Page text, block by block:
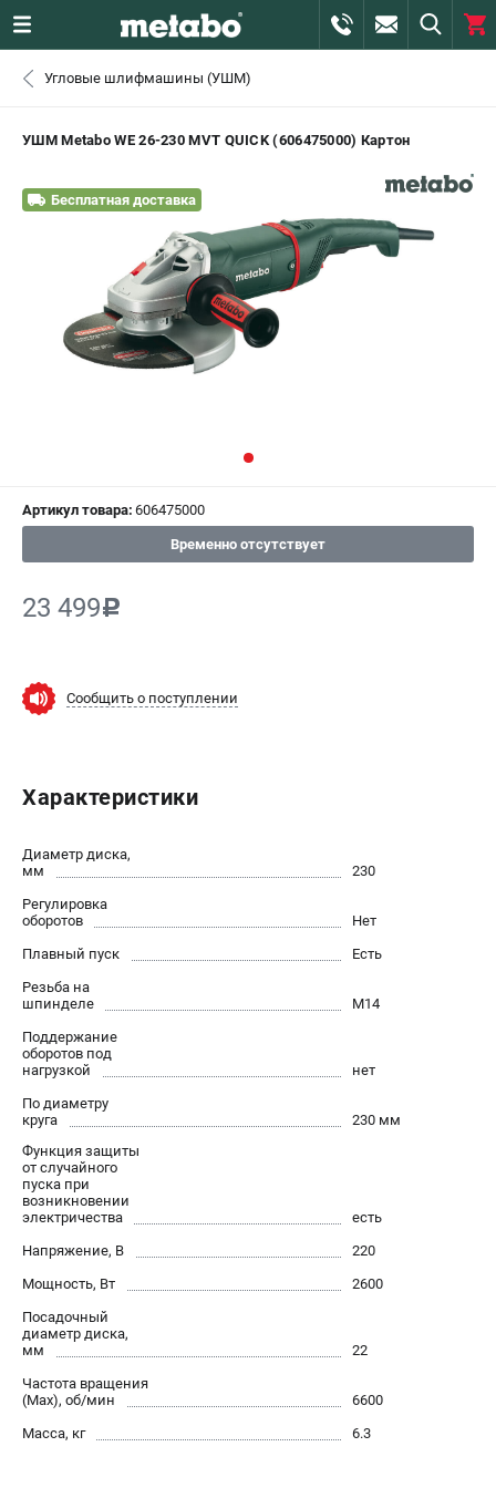
СЕРВИС
)
ВХОД ИЛИ РЕГИСТРАЦИЯ
ЗАКАЗАТЬ ЗАПЧАСТЬ
+7 (911) 360-06-14 | +7 (8112) 59-10-67
- ЗАКАЗ ЗАПЧАСТЕЙ
+7 (812) 407-39-48 - ЗАКАЗ ИЗДЕЛИЙ
САНКТ-ПЕТЕРБУРГ
0 ₽
Сервисный центр
ИНФОРМАЦИЯ
Контакты
О компании
Политика обработки персональных данных
Новости
Программа бонусов
Пользовательское соглашение
СЕТЕВОЙ ЭЛЕКТРОИНСТРУМЕНТ
Угловые шлифмашины (УШМ)
Перфораторы
Дрели
Лобзики
АККУМУЛЯТОРНЫЙ ИНСТРУМЕНТ
Угловые шлифмашины (УШМ)
УШМ Metabo WE 26-230 MVT QUICK (606475000) Картон
Бесплатная доставка
Артикул товара: 606475000
Временно отсутствует
23 499c
Сообщить о поступлении
Характеристики
Диаметр диска,
мм
230
Регулировка
оборотов
Нет
Плавный пуск
Есть
Резьба на
шпинделе
М14
Поддержание
оборотов под
нагрузкой
нет
По диаметру
круга
230 мм
Функция защиты
от случайного
пуска при
возникновении
электричества
есть
Напряжение, В
220
Мощность, Вт
2600
Посадочный
диаметр диска,
мм
22
Частота вращения
(Max), об/мин
6600
Масса, кг
6.3